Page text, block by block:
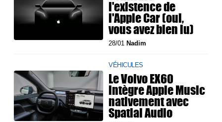
l'existence de
l'Apple Car (oui,
vous avez bien lu)
28/01 Nadim
VÉHICULES
Le Volvo EX60
intègre Apple Music
nativement avec
Spatial Audio